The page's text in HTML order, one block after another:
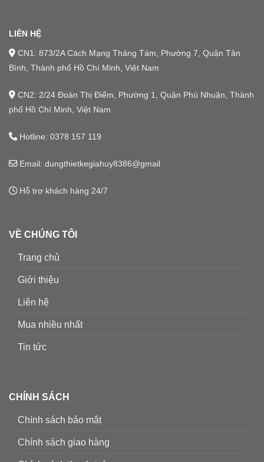
LIÊN HỆ
CN1: 873/2A Cách Mạng Tháng Tám, Phường 7, Quận Tân
Bình, Thành phố Hồ Chí Minh, Việt Nam
CN2: 2/24 Đoàn Thị Điểm, Phường 1, Quận Phú Nhuận, Thành
phố Hồ Chí Minh, Việt Nam
Hotline: 0378 157 119
Email: dungthietkegiahuy8386@gmail
Hỗ trợ khách hàng 24/7
VỀ CHÚNG TÔI
Trang chủ
Giới thiệu
Liên hệ
Mua nhiều nhất
Tin tức
CHÍNH SÁCH
Chính sách bảo mật
Chính sách giao hàng